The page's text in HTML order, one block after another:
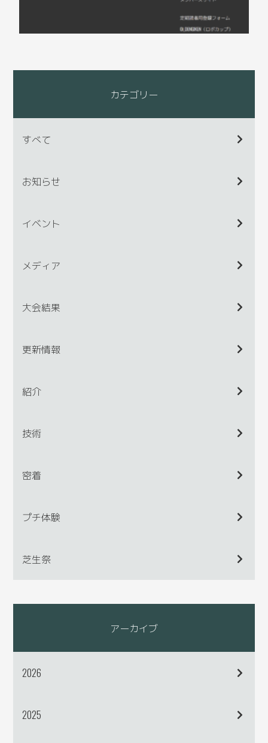
カテゴリー
すべて
お知らせ
イベント
メディア
大会結果
更新情報
紹介
技術
密着
プチ体験
芝生祭
アーカイブ
2026
2025